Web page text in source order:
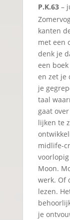
Gewaarde
5
P.K.63 –
kanten
met een
denk je
een
en zet je
je
taal
gaat
lijken te
midlife-
Moon.
werk. Of
lezen.
je